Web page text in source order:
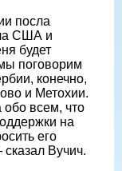
посла
США и
будет
поговорим
конечно,
и Метохии.
всем, что
на
его
Вучич.